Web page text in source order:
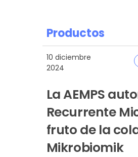
Productos
10 diciembre
2024
La AEMPS
Recurrente
fruto de la
Mikrobiomik